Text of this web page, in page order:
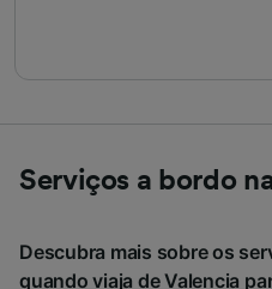
Serviços a bordo
Descubra mais sobre os
quando viaja de Valencia